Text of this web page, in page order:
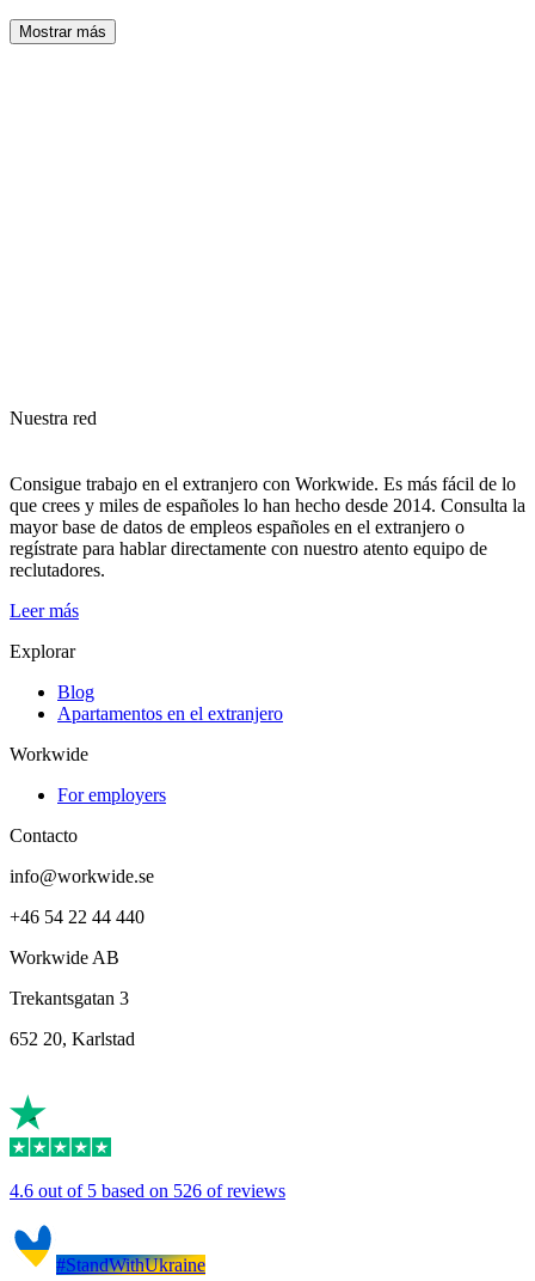
Mostrar más
Nuestra red
Consigue trabajo en el extranjero con Workwide. Es más fácil de lo
que crees y miles de españoles lo han hecho desde 2014. Consulta la
mayor base de datos de empleos españoles en el extranjero o
regístrate para hablar directamente con nuestro atento equipo de
reclutadores.
Leer más
Explorar
Blog
Apartamentos en el extranjero
Workwide
For employers
Contacto
info@workwide.se
+46 54 22 44 440
Workwide AB
Trekantsgatan 3
652 20, Karlstad
4.6 out of 5 based on 526 of reviews
#StandWithUkraine